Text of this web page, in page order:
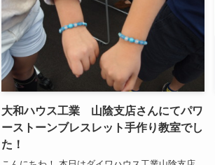
大和ハウス工業 山陰支店さんにてパワ
ーストーンブレスレット手作り教室でし
た！